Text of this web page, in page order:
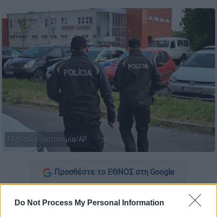
Do Not Process My Personal Information
Σλοβακία - αστυνομία/AP
Προσθέστε το ΕΘΝΟΣ στη Google
Τρεις άνδρες έχασαν τη ζωή τους,όταν